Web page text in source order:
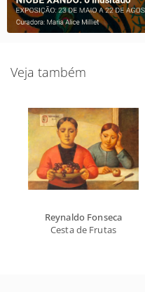
Veja também
Reynaldo Fonseca
Cesta de Frutas